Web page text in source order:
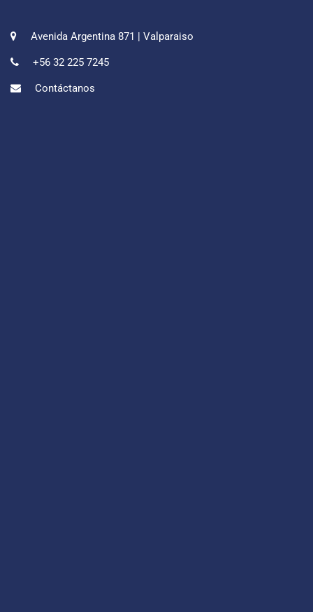
Avenida Argentina 871 | Valparaiso
+56 32 225 7245
Contáctanos